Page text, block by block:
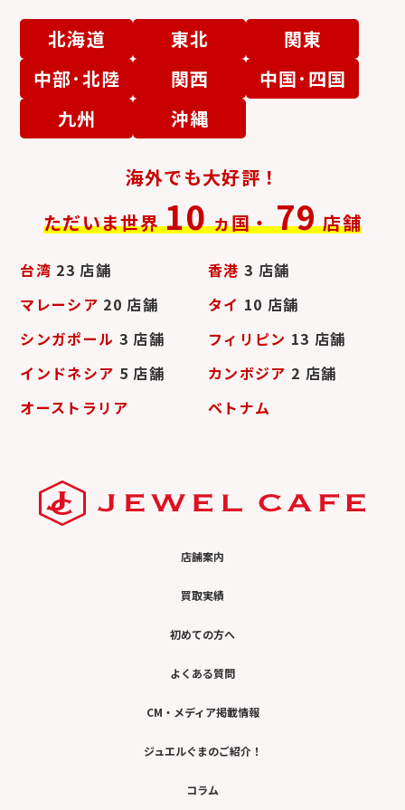
ロジェ・デュブイ
北海道 東北
関東
中部･北陸
関西
中国･四国
九州
沖縄
海外でも大好評！
ただいま世界 10 ヵ国・ 79 店舗
台湾 23 店舗 香港 3 店舗
マレーシア 20 店舗 タイ 10 店舗
シンガポール 3 店舗 フィリピン 13 店舗
インドネシア 5 店舗 カンボジア 2 店舗
オーストラリア
ベトナム
店舗案内
買取実績
初めての方へ
よくある質問
CM・メディア掲載情報
ジュエルぐまのご紹介！
コラム